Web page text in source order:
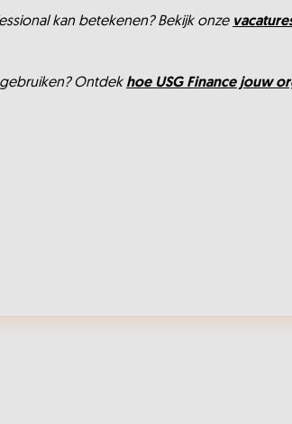
kan betekenen? Bekijk onze
Ontdek hoe USG Finance jouw